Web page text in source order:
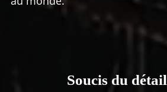
Soucis du détail